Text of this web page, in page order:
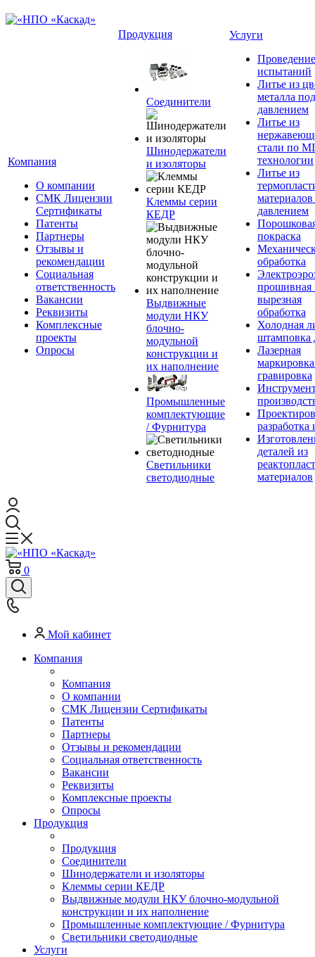
Компания
О компании
СМК Лицензии
Сертификаты
Патенты
Партнеры
Отзывы и
рекомендации
Социальная
ответственность
Вакансии
Реквизиты
Комплексные
проекты
Опросы
Продукция
Соединители
Шинодержатели
и изоляторы
Клеммы серии
КЕДР
Выдвижные
модули НКУ
блочно-
модульной
конструкции и
их наполнение
Промышленные
комплектующие
/ Фурнитура
Светильники
светодиодные
Услуги
Проведение
испытаний
Литье из
металла под
давлением
Литье из
стали по
технологии
Литье из
давлением
покраска
обработка
прошивная
вырезная
обработка
Холодная
штамповка
Лазерная
гравировка
разработка
деталей из
материалов
0
Мой кабинет
Компания
Компания
О компании
СМК Лицензии Сертификаты
Патенты
Партнеры
Отзывы и рекомендации
Социальная ответственность
Вакансии
Реквизиты
Комплексные проекты
Опросы
Продукция
Продукция
Соединители
Шинодержатели и изоляторы
Клеммы серии КЕДР
Выдвижные модули НКУ блочно-модульной
конструкции и их наполнение
Промышленные комплектующие / Фурнитура
Светильники светодиодные
Услуги